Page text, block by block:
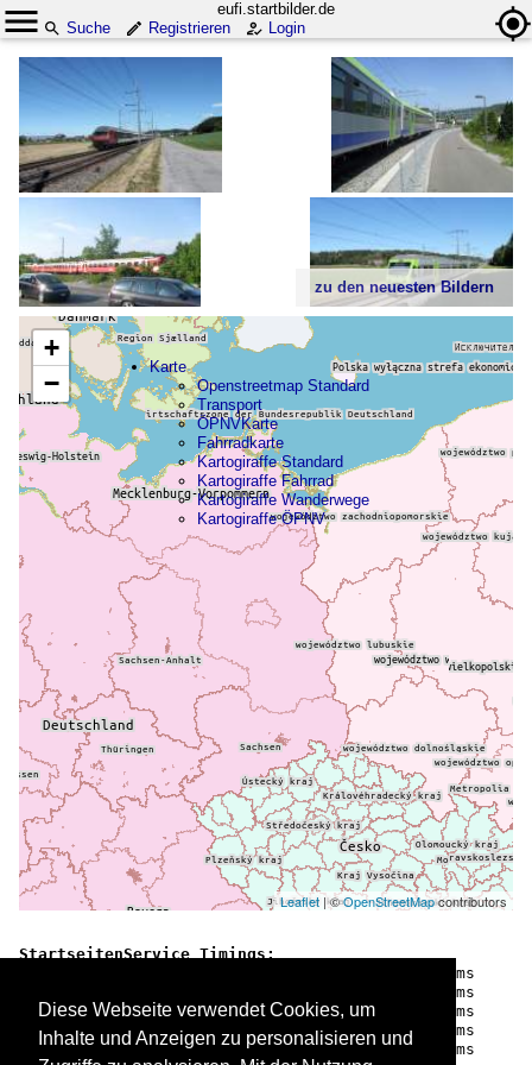
eufi.startbilder.de
Suche
Registrieren Login
zu den neuesten Bildern
Karte
Openstreetmap Standard
Transport
ÖPNVKarte
Fahrradkarte
Kartogiraffe Standard
Kartogiraffe Fahrrad
Kartogiraffe Wanderwege
Kartogiraffe ÖPNV
+
−
Leaflet | ©OpenStreetMapcontributors
StartseitenService Timings:
forum.count                            0.00 ms
  comments                               0.27 ms
  galleries.findAll                    111.22 ms
  latestothers.query.tierbilder          0.36 ms
  latestothers.container.tierbilder     11.49 ms
Diese Webseite verwendet Cookies, um
Inhalte und Anzeigen zu personalisieren und